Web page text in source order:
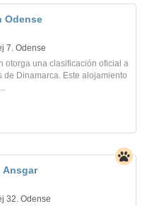
Odense
7. Odense
otorga una clasificación oficial a
de Dinamarca. Este alojamiento
Ansgar
32. Odense